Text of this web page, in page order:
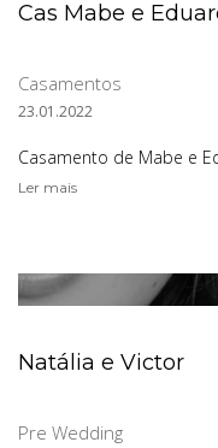
Cas Mabe e
Casamentos
23.01.2022
Casamento de Mabe e
Ler mais
Natália e Victor
Pre Wedding